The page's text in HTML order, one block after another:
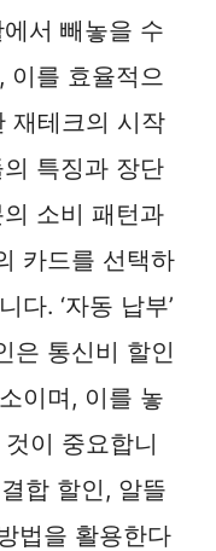
서 빼놓을 수
이를 효율적으
재테크의 시작
특징과 장단
소비 패턴과
카드를 선택하
다. ‘자동 납부’
은 통신비 할인
이며, 이를 놓
이 중요합니
합 할인, 알뜰
법을 활용한다